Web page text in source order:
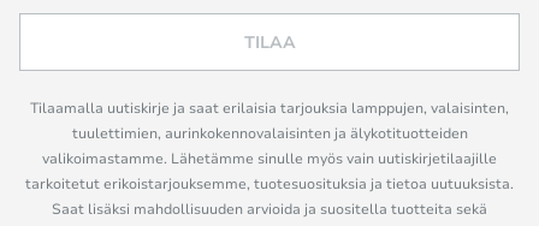
TILAA
Tilaamalla uutiskirje ja saat erilaisia tarjouksia lamppujen, valaisinten,
tuulettimien, aurinkokennovalaisinten ja älykotituotteiden
valikoimastamme. Lähetämme sinulle myös vain uutiskirjetilaajille
tarkoitetut erikoistarjouksemme, tuotesuosituksia ja tietoa uutuuksista.
Saat lisäksi mahdollisuuden arvioida ja suositella tuotteita sekä